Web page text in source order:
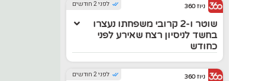
לפני 2 חודשים ניוז 360
שוטר ו-2 קרובי משפחתו נעצרו
בחשד לניסיון רצח שאירע לפני
כחודש
לפני 2 חודשים ניוז 360